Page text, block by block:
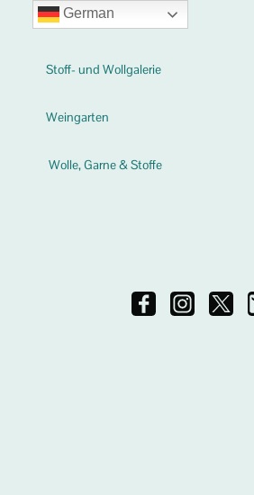
Stoff- und Wollgalerie
Weingarten
Wolle, Garne & Stoffe
German